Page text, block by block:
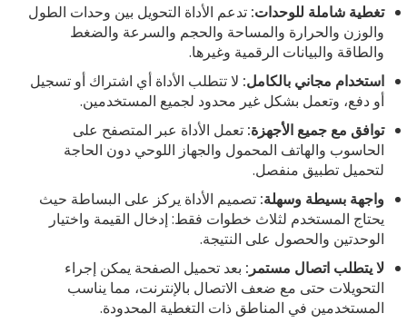
تغطية شاملة للوحدات: تدعم الأداة التحويل بين وحدات الطول
والوزن والحرارة والمساحة والحجم والسرعة والضغط
والطاقة والبيانات الرقمية وغيرها.
استخدام مجاني بالكامل: لا تتطلب الأداة أي اشتراك أو تسجيل
أو دفع، وتعمل بشكل غير محدود لجميع المستخدمين.
توافق مع جميع الأجهزة: تعمل الأداة عبر المتصفح على
الحاسوب والهاتف المحمول والجهاز اللوحي دون الحاجة
لتحميل تطبيق منفصل.
واجهة بسيطة وسهلة: تصميم الأداة يركز على البساطة حيث
يحتاج المستخدم لثلاث خطوات فقط: إدخال القيمة واختيار
الوحدتين والحصول على النتيجة.
لا يتطلب اتصال مستمر: بعد تحميل الصفحة يمكن إجراء
التحويلات حتى مع ضعف الاتصال بالإنترنت، مما يناسب
المستخدمين في المناطق ذات التغطية المحدودة.